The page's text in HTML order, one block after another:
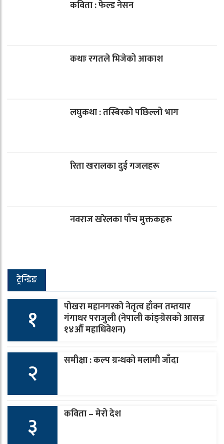
कविता : फेल्ड नेसन
कथाः रगतले भिजेको आकाश
लघुकथा : तस्बिरको पछिल्लो भाग
रिता खरालका दुई गजलहरू
नवराज खरेलका पाँच मुक्तकहरू
ट्रेन्डिङ
१ पोखरा महानगरको नेतृत्व हाँक्न तम्तयार
गंगाधर पराजुली (नेपाली कांङ्ग्रेसको आसन्न
१४औँ महाधिवेशन)
२ समीक्षा : कल्प ग्रन्थको मलामी जाँदा
३ कविता – मेरो देश